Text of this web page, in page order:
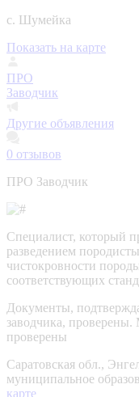
с. Шумейка
Показать на карте
ПРО
Заводчик
Другие объявления
0 отзывов
ПРО Заводчик
Специалист, который
разведением
чистокровности
соответствующих
Документы,
заводчика, проверены.
проверены
Саратовская обл.,
муниципальное
карте